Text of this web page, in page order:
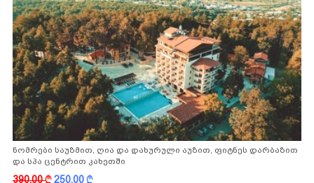
ნომრები საუზმით, ღია და დახურული აუზით, ფიტნეს დარბაზით
და სპა ცენტრით კახეთში
390.00k250.00k